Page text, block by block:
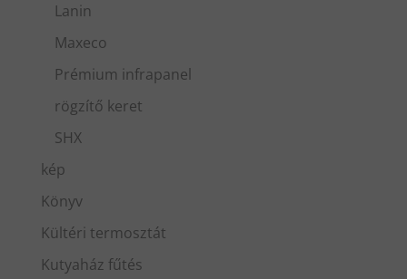
Lanin
Maxeco
Prémium infrapanel
rögzítő keret
SHX
kép
Könyv
Kültéri termosztát
Kutyaház fűtés